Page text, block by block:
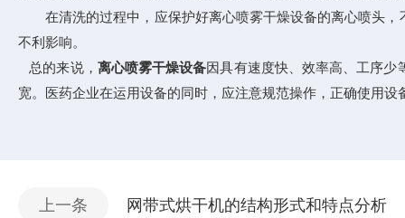
在清洗的过程中，应保护好离心喷雾干燥设备的离心喷头，
不利影响。
总的来说， 离心喷雾干燥设备因具有速度快、效率高、工序少
宽。医药企业在运用设备的同时，应注意规范操作，正确使用
上一条 网带式烘干机的结构形式和特点分析